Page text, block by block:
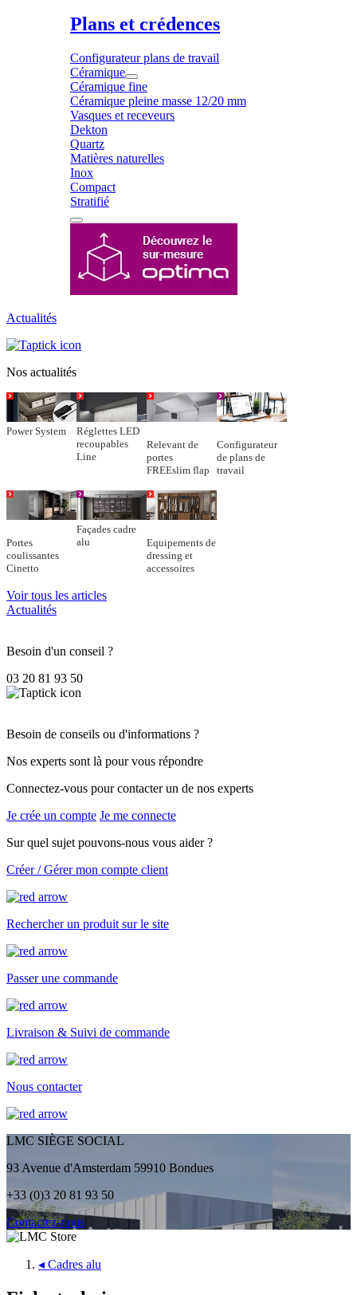
Plans et crédences
Configurateur plans de travail
Céramique
Céramique fine
Céramique pleine masse 12/20 mm
Vasques et receveurs
Dekton
Quartz
Matières naturelles
Inox
Compact
Stratifié
Actualités
Nos actualités
Power System
Réglettes LED
recoupables
Line
Relevant de
portes
FREEslim flap
Configurateur
de plans de
travail
Portes
coulissantes
Cinetto
Façades cadre
alu
Equipements de
dressing et
accessoires
Voir tous les articles
Actualités
Besoin d'un conseil ?
03 20 81 93 50
Besoin de conseils ou d'informations ?
Nos experts sont là pour vous répondre
Connectez-vous pour contacter un de nos experts
Je crée un compte Je me connecte
Sur quel sujet pouvons-nous vous aider ?
Créer / Gérer mon compte client
Rechercher un produit sur le site
Passer une commande
Livraison & Suivi de commande
Nous contacter
LMC SIÈGE SOCIAL
93 Avenue d'Amsterdam 59910 Bondues
+33 (0)3 20 81 93 50
Contactez-nous
◂ Cadres alu